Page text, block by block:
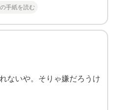
手紙を読む
ないや。そりゃ嫌だろうけ